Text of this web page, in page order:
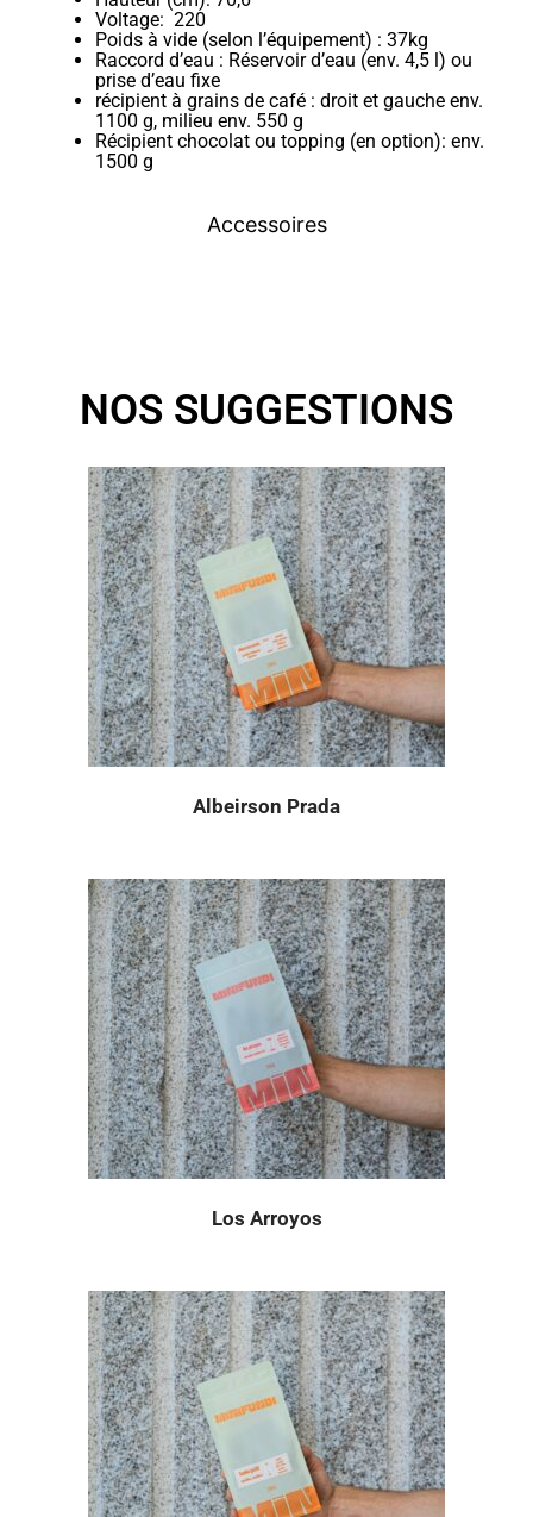
Accessoires
Voltage: 220
Poids à vide (selon l’équipement) : 37kg
Raccord d’eau : Réservoir d’eau (env. 4,5 l) ou
prise d’eau fixe
récipient à grains de café : droit et gauche env.
1100 g, milieu env. 550 g
Récipient chocolat ou topping (en option): env.
1500 g
NOS SUGGESTIONS
Albeirson Prada
Los Arroyos